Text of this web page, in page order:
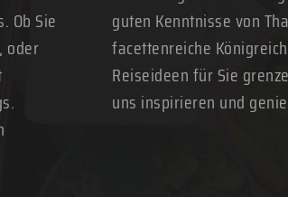
Ob Sie
oder
guten Kenntnisse von
facettenreiche
Reiseideen für Sie
uns inspirieren und